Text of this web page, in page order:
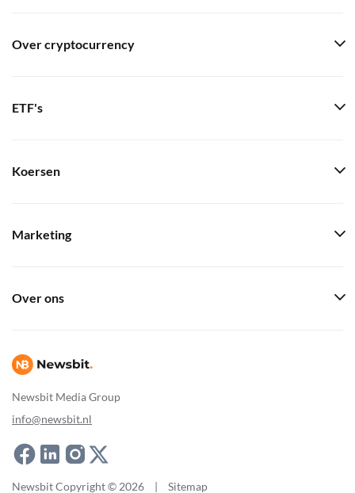
Newsbit Media Group
info@newsbit.nl
Over cryptocurrency
ETF's
Koersen
Marketing
Over ons
Newsbit Copyright © 2026 | Sitemap